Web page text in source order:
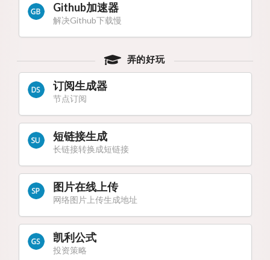
Github加速器
解决Github下载慢
弄的好玩
订阅生成器
节点订阅
短链接生成
长链接转换成短链接
图片在线上传
网络图片上传生成地址
凯利公式
投资策略